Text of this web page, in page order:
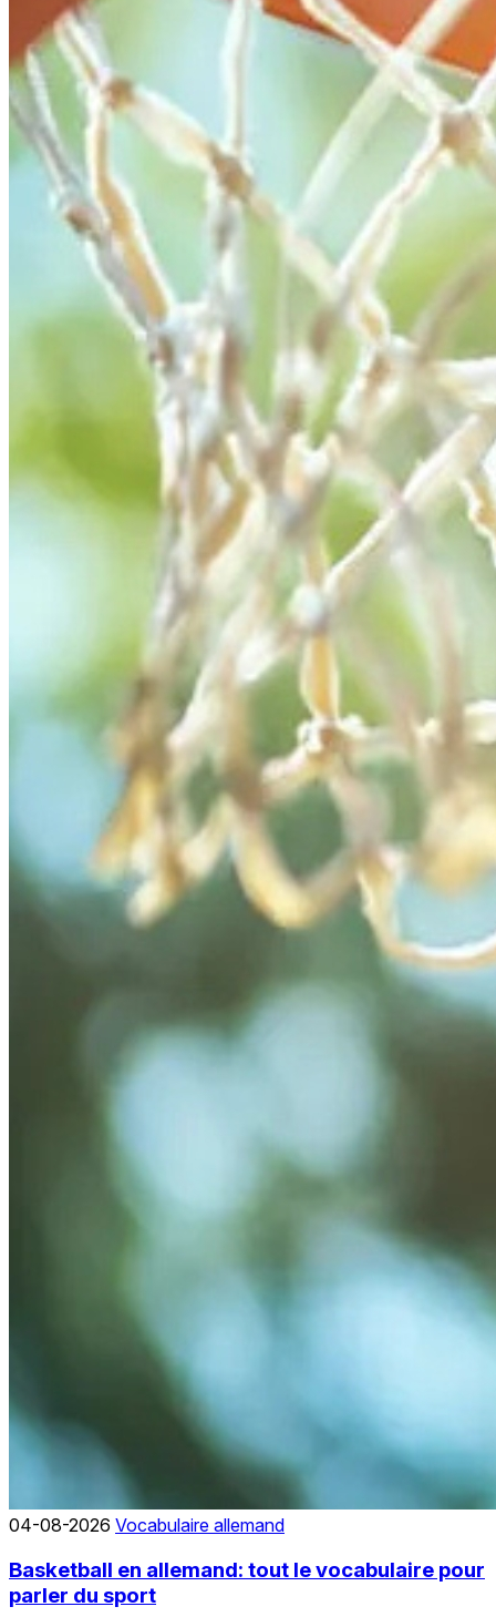
04-08-2026 Vocabulaire allemand
Basketball en allemand: tout le vocabulaire pour
parler du sport